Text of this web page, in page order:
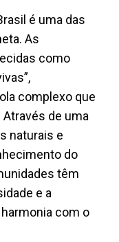
é uma das
As
como
complexo que
de uma
naturais e
do
têm
e a
com o